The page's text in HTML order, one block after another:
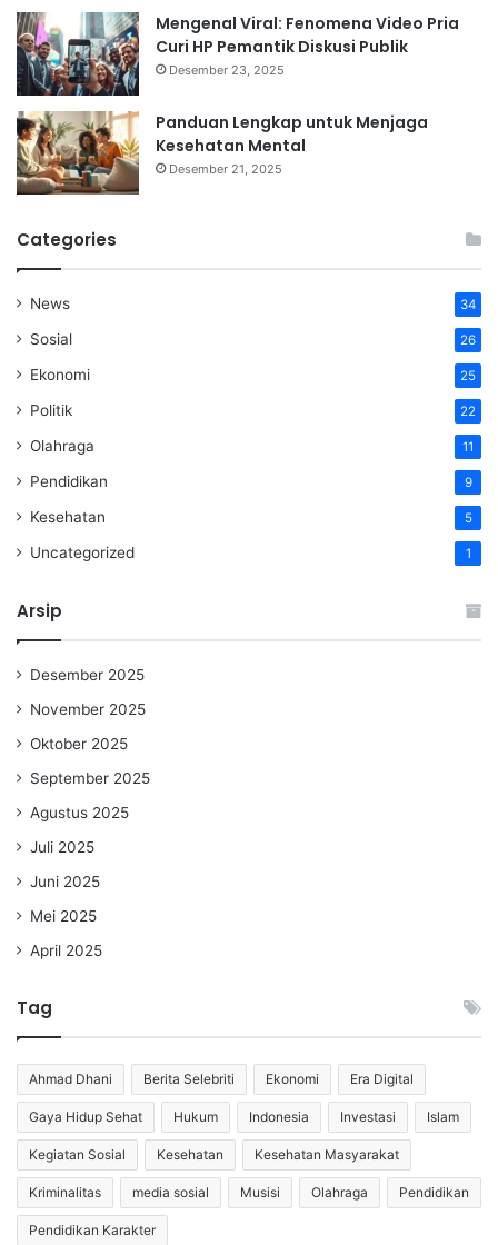
Mengenal Viral: Fenomena Video Pria
Curi HP Pemantik Diskusi Publik
Desember 23, 2025
Panduan Lengkap untuk Menjaga
Kesehatan Mental
Desember 21, 2025
Categories
News 34
Sosial 26
Ekonomi 25
Politik 22
Olahraga 11
Pendidikan 9
Kesehatan 5
Uncategorized 1
Arsip
Desember 2025
November 2025
Oktober 2025
September 2025
Agustus 2025
Juli 2025
Juni 2025
Mei 2025
April 2025
Tag
Ahmad Dhani Berita Selebriti Ekonomi Era Digital
Gaya Hidup Sehat Hukum Indonesia Investasi Islam
Kegiatan Sosial Kesehatan Kesehatan Masyarakat
Kriminalitas media sosial Musisi Olahraga Pendidikan
Pendidikan Karakter